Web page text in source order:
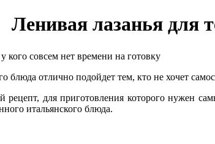
Ленивая лазанья для
блюда отлично подойдет тем, кто не хочет
рецепт, для приготовления которого нужен
итальянского блюда.